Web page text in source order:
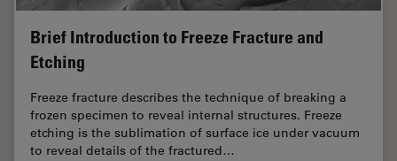
Brief Introduction to Freeze Fracture and
Etching
Freeze fracture describes the technique of breaking a
frozen specimen to reveal internal structures. Freeze
etching is the sublimation of surface ice under vacuum
to reveal details of the fractured…